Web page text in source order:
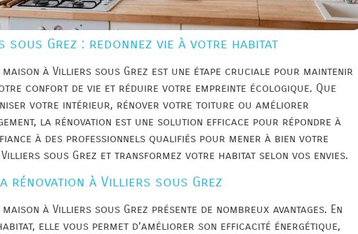
sous Grez : redonnez vie à votre habitat
à Villiers sous Grez est une étape cruciale pour maintenir
confort de vie et réduire votre empreinte écologique. Que
votre intérieur, rénover votre toiture ou améliorer
la rénovation est une solution efficace pour répondre à
à des professionnels qualifiés pour mener à bien votre
sous Grez et transformez votre habitat selon vos envies.
rénovation à Villiers sous Grez
à Villiers sous Grez présente de nombreux avantages. En
elle vous permet d’améliorer son efficacité énergétique,